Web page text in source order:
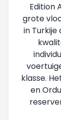
Edition
grote
in Turkije
klasse.
en